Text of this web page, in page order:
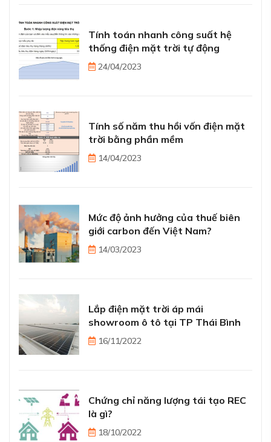
Tính toán nhanh công suất hệ
thống điện mặt trời tự động
24/04/2023
Tính số năm thu hồi vốn điện mặt
trời bằng phần mềm
14/04/2023
Mức độ ảnh hưởng của thuế biên
giới carbon đến Việt Nam?
14/03/2023
Lắp điện mặt trời áp mái
showroom ô tô tại TP Thái Bình
16/11/2022
Chứng chỉ năng lượng tái tạo REC
là gì?
18/10/2022